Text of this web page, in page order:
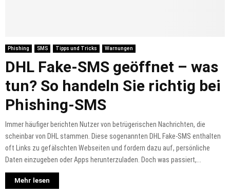
Phishing SMS Tipps und Tricks Warnungen
DHL Fake-SMS geöffnet – was
tun? So handeln Sie richtig bei
Phishing-SMS
Immer häufiger berichten Nutzer von betrügerischen Nachrichten, die
scheinbar von DHL stammen. Diese sogenannten DHL Fake-SMS enthalten
oft Links zu gefälschten Webseiten und fordern dazu auf, persönliche
Daten einzugeben oder Apps herunterzuladen. Doch was passiert,...
Mehr lesen